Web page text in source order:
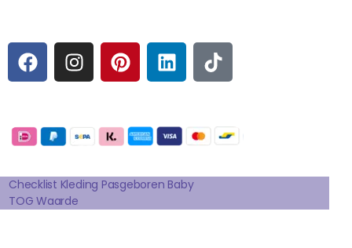
F
A
C
B
O
O
K
I
N
S
A
R
A
M
P
I
N
E
R
E
S
T
L
I
N
E
D
I
N
T
I
K
O
K
Checklist Kleding Pasgeboren Baby
TOG Waarde